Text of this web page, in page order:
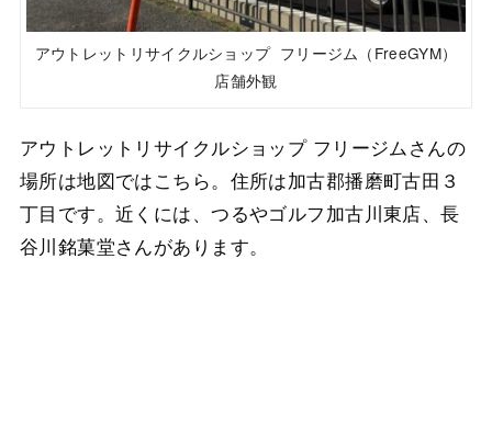
アウトレットリサイクルショップ フリージム（FreeGYM）
店舗外観
アウトレットリサイクルショップ フリージムさんの
場所は地図ではこちら。住所は加古郡播磨町古田３
丁目です。近くには、つるやゴルフ加古川東店、長
谷川銘菓堂さんがあります。